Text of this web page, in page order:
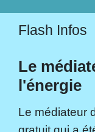
Flash Infos
Le
l'énergie
Le médiateur